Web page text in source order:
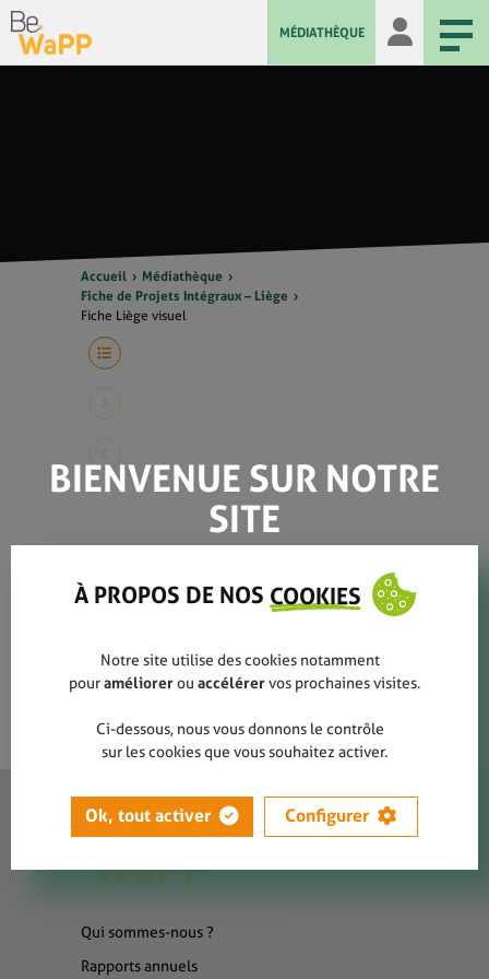
MÉDIATHÈQUE
Accueil
Médiathèque
Fiche de Projets Intégraux – Liège
Fiche Liège visuel
Fiche Liège visuel
Qui sommes-nous ?
Rapports annuels
BIENVENUE SUR NOTRE
SITE
À PROPOS DE NOS COOKIES
Notre site utilise des cookies notamment
pouraméliorerou accélérervos prochaines visites.
Ci-dessous, nous vous donnons le contrôle
sur les cookies que vous souhaitez activer.
Ok, tout activer Configurer